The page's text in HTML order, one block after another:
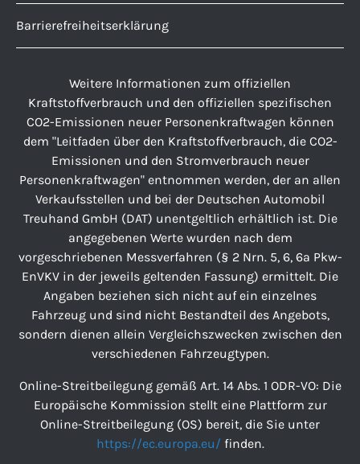
Barrierefreiheitserklärung
Weitere Informationen zum offiziellen
Kraftstoffverbrauch und den offiziellen spezifischen
CO2-Emissionen neuer Personenkraftwagen können
dem "Leitfaden über den Kraftstoffverbrauch, die CO2-
Emissionen und den Stromverbrauch neuer
Personenkraftwagen" entnommen werden, der an allen
Verkaufsstellen und bei der Deutschen Automobil
Treuhand GmbH (DAT) unentgeltlich erhältlich ist. Die
angegebenen Werte wurden nach dem
vorgeschriebenen Messverfahren (§ 2 Nrn. 5, 6, 6a Pkw-
EnVKV in der jeweils geltenden Fassung) ermittelt. Die
Angaben beziehen sich nicht auf ein einzelnes
Fahrzeug und sind nicht Bestandteil des Angebots,
sondern dienen allein Vergleichszwecken zwischen den
verschiedenen Fahrzeugtypen.
Online-Streitbeilegung gemäß Art. 14 Abs. 1 ODR-VO: Die
Europäische Kommission stellt eine Plattform zur
Online-Streitbeilegung (OS) bereit, die Sie unter
https://ec.europa.eu/ finden.